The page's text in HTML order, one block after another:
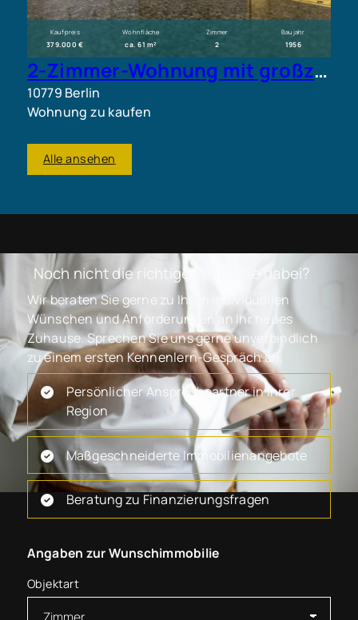
Kaufpreis
379.000 €
Wohnfläche
ca. 61 m²
Zimmer
2
Baujahr
1956
2-Zimmer-Wohnung mit großzügiger Fensterfront im begehrten Schöneberg
10779 Berlin
Wohnung zu kaufen
Alle ansehen
Noch nicht die richtige Immobilie dabei?
Wir beraten Sie gerne zu Ihren individuellen
Wünschen und Anforderungen an Ihr neues
Zuhause. Sprechen Sie uns gerne unverbindlich
zu einem ersten Kennenlern-Gespräch an.
Persönlicher Ansprechpartner in Ihrer
Region
Maßgeschneiderte Immobilienangebote
Beratung zu Finanzierungsfragen
Angaben zur Wunschimmobilie
Objektart